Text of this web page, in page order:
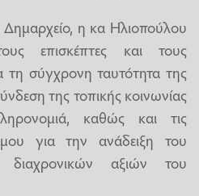
η κα Ηλιοπούλου
επισκέπτες και τους
τη σύγχρονη ταυτότητα της
της τοπικής κοινωνίας
καθώς και τις
για την ανάδειξη του
αξιών του